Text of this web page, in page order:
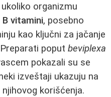
organizmu
B vitamini, posebno
kao ključni za jačanje
poput beviplexa
pokazali su se
izveštaji ukazuju na
korišćenja.